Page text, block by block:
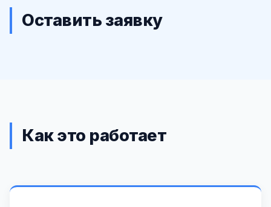
Оставить заявку
Как это работает